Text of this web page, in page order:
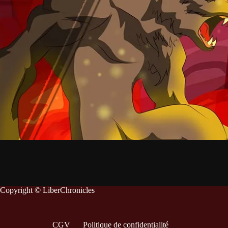
Copyright © LiberChronicles
CGV Politique de confidentialité